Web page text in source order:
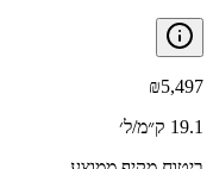
₪5,497
19.1 ק״מ/ל׳